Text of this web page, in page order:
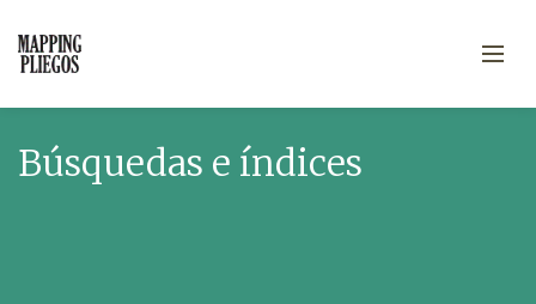
Búsquedas e índices